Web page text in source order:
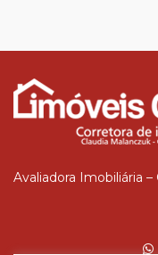
Avaliadora Imobiliária –